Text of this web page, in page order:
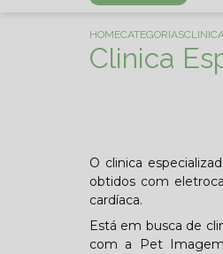
HOMECATEGORIAS
Clinica
O clinica
obtidos com
cardíaca.
Está em busca de
com a Pet Imagem